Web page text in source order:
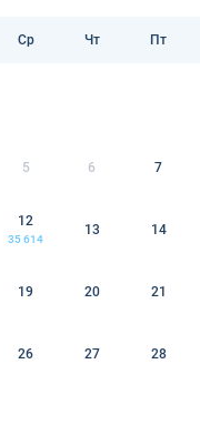
Ср Чт Пт
5 6 7
12
35 614
13 14
19 20 21
26 27 28